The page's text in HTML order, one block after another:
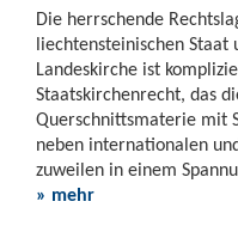
Die herrschende
liechtensteinischen Staat
Landeskirche ist
Staatskirchenrecht, das
Querschnittsmaterie mit
neben internationalen
zuweilen in einem
» mehr